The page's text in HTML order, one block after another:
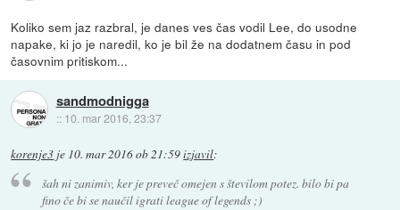
Koliko sem jaz razbral, je danes ves čas vodil Lee, do usodne
napake, ki jo je naredil, ko je bil že na dodatnem času in pod
časovnim pritiskom...
sandmodnigga
:: 10. mar 2016, 23:37
korenje3 je 10. mar 2016 ob 21:59izjavil:
šah ni zanimiv, ker je preveč omejen s številom potez. bilo bi pa
fino če bi se naučil igrati league of legends ;)